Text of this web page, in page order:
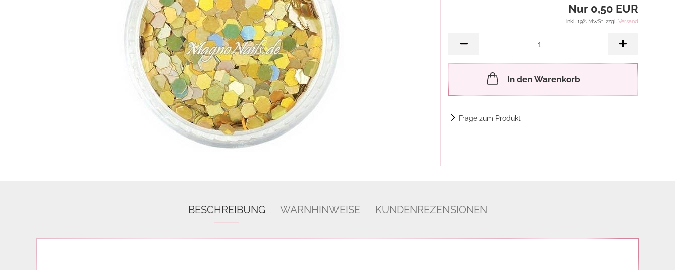
Glitter
INK Colors
Nail Art Sets
Airbrush
3D Nail Formen
Feine Acrylfarbe / Aquarell
Nail Piercing
Nur 0,50 EUR
inkl. 19% MwSt. zzgl. Versand
In den Warenkorb
Frage zum Produkt
BESCHREIBUNG WARNHINWEISE KUNDENREZENSIONEN